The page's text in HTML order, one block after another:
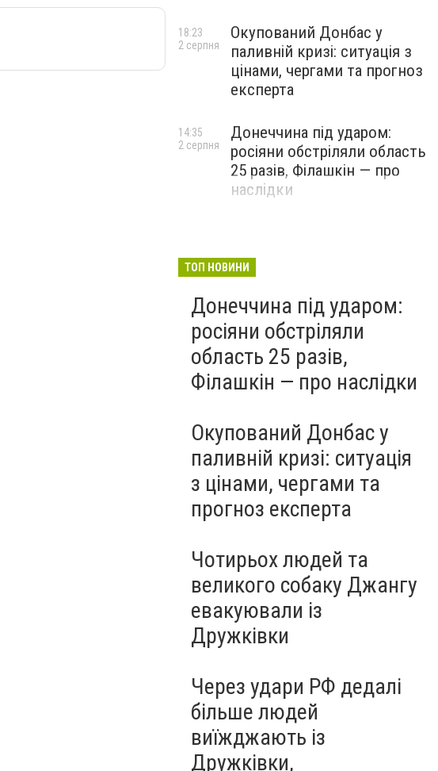
Окупований Донбас у
паливній кризі: ситуація з
цінами, чергами та прогноз
експерта
18:23
2 серпня
Донеччина під ударом:
росіяни обстріляли область
25 разів, Філашкін — про
наслідки
14:35
2 серпня
ТОП НОВИНИ
Донеччина під ударом:
росіяни обстріляли
область 25 разів,
Філашкін — про наслідки
Окупований Донбас у
паливній кризі: ситуація
з цінами, чергами та
прогноз експерта
Чотирьох людей та
великого собаку Джангу
евакуювали із
Дружківки
Через удари РФ дедалі
більше людей
виїжджають із
Дружківки,